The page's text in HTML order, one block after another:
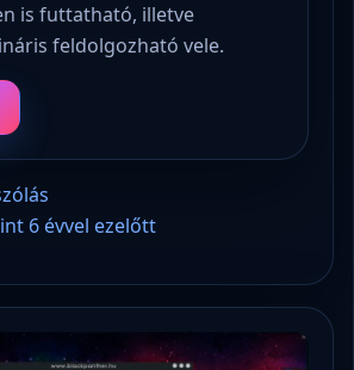
is futtatható, illetve
feldolgozható vele.
6 évvel ezelőtt